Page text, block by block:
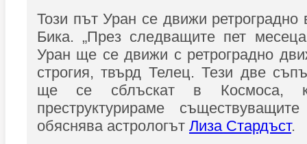
Този път Уран се движи ретроградно
Бика. „През следващите пет
Уран ще се движи с ретроградно
строгия, твърд Телец. Тези две
ще се сблъскат в Космоса,
преструктурираме
обяснява астрологът Лиза Стардъст.